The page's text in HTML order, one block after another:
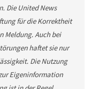
Die United News
für die Korrektheit
Meldung. Auch bei
haftet sie nur
Die Nutzung
Eigeninformation